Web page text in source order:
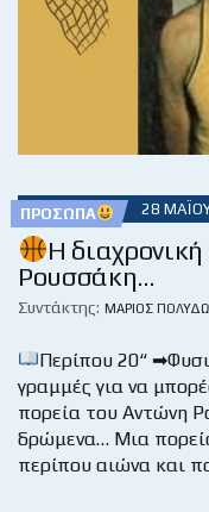
ΠΡΌΣΩΠΑ 28
Η
Ρουσσάκη…
Συντάκτης: ΜΆΡΙΟΣ
Περίπου 20“
γραμμές για να
πορεία του Αντώνη
δρώμενα… Μια
περίπου αιώνα και